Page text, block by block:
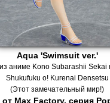
Aqua 'Swimsuit ver.'
из аниме Kono Subarashii Sekai
Shukufuku o! Kurenai Densetsu
(Этот замечательный мир!)
от Max Factory, серия